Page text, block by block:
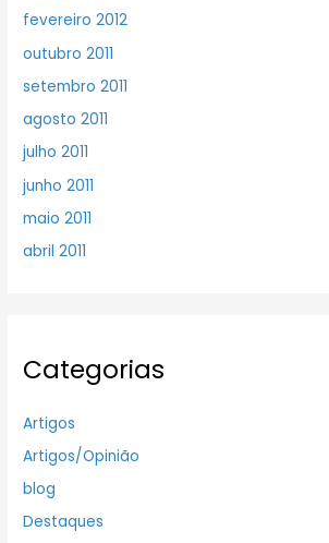
fevereiro 2012
outubro 2011
setembro 2011
agosto 2011
julho 2011
junho 2011
maio 2011
abril 2011
Categorias
Artigos
Artigos/Opinião
blog
Destaques